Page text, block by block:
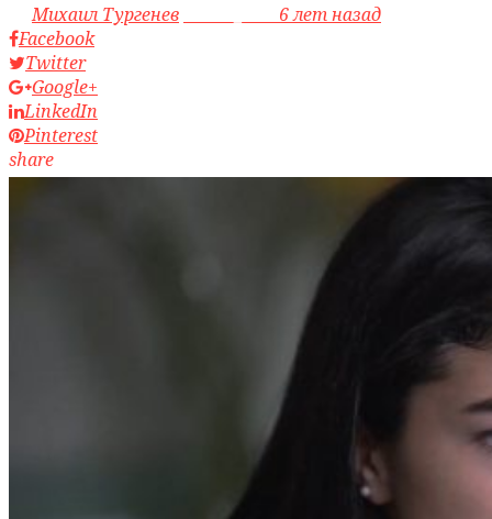
byМихаил Тургенев
6 лет назад
Facebook
Twitter
Google+
LinkedIn
Pinterest
share